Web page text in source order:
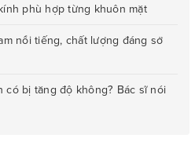
phù hợp từng khuôn mặt
nổi tiếng, chất lượng đáng sở
có bị tăng độ không? Bác sĩ nói